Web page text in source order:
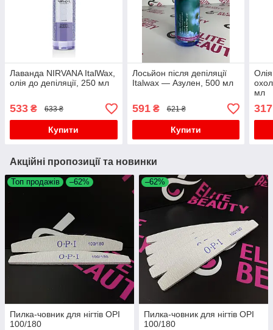
Лаванда NIRVANA ItalWax,
олія до депіляції, 250 мл
533 ₴ 633 ₴
Купити
Лосьйон після депіляції
Italwax — Азулен, 500 мл
591₴ 621 ₴
Купити
Олія
мл
317
Акційні пропозиції та новинки
Топ продажів –62%
Пилка-човник для нігтів OPI
100/180
–62%
Пилка-човник для нігтів OPI
100/180